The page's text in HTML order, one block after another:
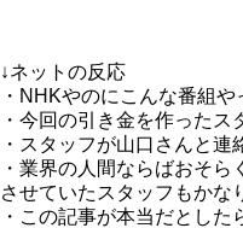
↓ネットの反応
・NHKやのにこんな番組
・今回の引き金を作ったス
・スタッフが山口さんと連
・業界の人間ならばおそ
させていたスタッフもかな
・この記事が本当だとし